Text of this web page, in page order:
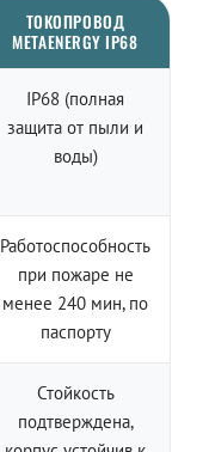
ТОКОПРОВОД
METAENERGY IP68
IP68 (полная
защита от пыли и
воды)
Работоспособность
при пожаре не
менее 240 мин, по
паспорту
Стойкость
подтверждена,